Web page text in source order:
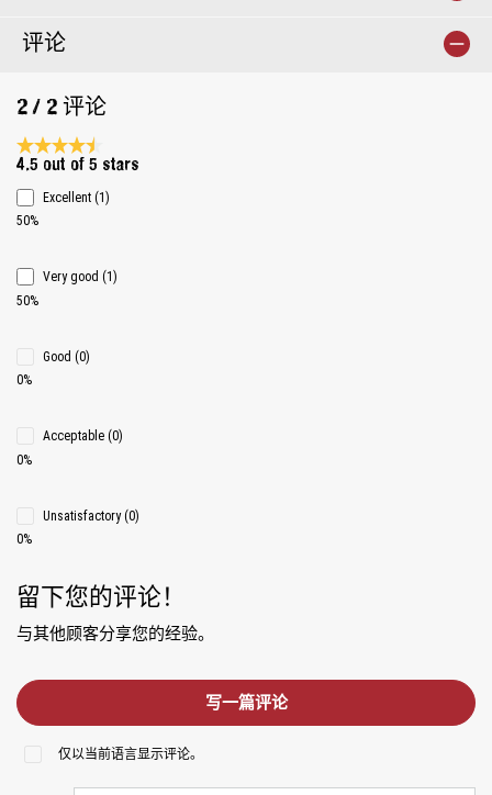
评论
2 / 2 评论
Average rating 4.5 of 5 Stars
4.5 out of 5 stars
Excellent (1)
50%
Very good (1)
50%
Good (0)
0%
Acceptable (0)
0%
Unsatisfactory (0)
0%
留下您的评论！
与其他顾客分享您的经验。
写一篇评论
仅以当前语言显示评论。